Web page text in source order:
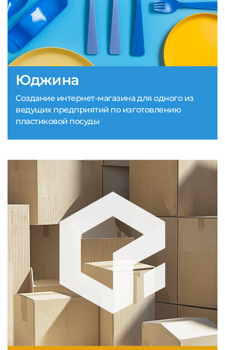
Юджина
Создание интернет-магазина для одного из
ведущих предприятий по изготовлению
пластиковой посуды